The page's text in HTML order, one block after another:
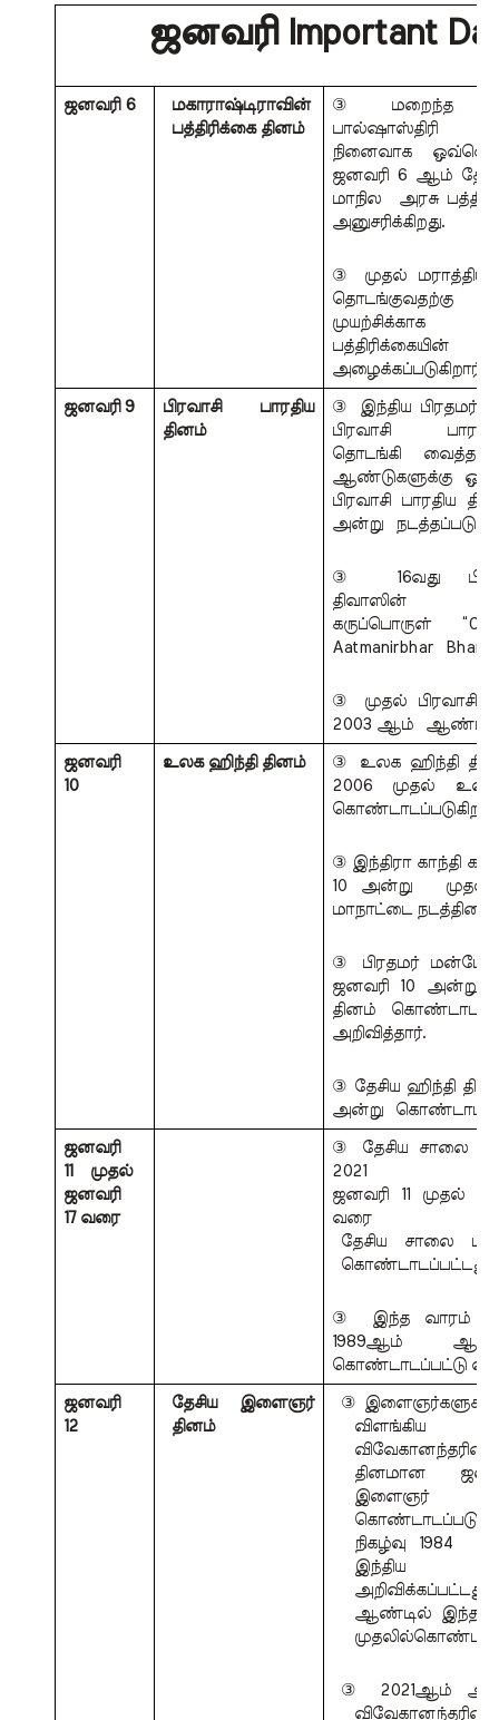
ஜனவரி Important
ஜனவரி 6
மகாராஷ்டிராவின்
பத்திரிக்கை தினம்
③ மறைந்த
பால்ஷாஸ்திரி
நினைவாக
ஜனவரி 6 ஆம் தேதி
மாநில  அரசு
அனுசரிக்கிறது.
③ முதல் மராத்திய
முயற்சிக்காக
அழைக்கப்படுகிறார்.
ஜனவரி 9
பிரவாசி பாரதிய
தினம்
③ இந்திய பிரதமர்
பிரவாசி
தொடங்கி
ஆண்டுகளுக்கு
பிரவாசி பாரதிய
அன்று
③ 16வது
திவாஸின்
கருப்பொருள்
Aatmanirbhar
③ முதல் பிரவாசி
2003 ஆம்  ஆண்டில்
ஜனவரி
10
உலக ஹிந்தி தினம்
③ உலக ஹிந்தி
2006 முதல்
③ இந்திரா காந்தி
10 அன்று  முதல்
மாநாட்டை
③ பிரதமர்
ஜனவரி 10 அன்று
தினம்
அறிவித்தார்.
③ தேசிய ஹிந்தி
அன்று
ஜனவரி
11  முதல்
ஜனவரி
17 வரை
③ தேசிய சாலை
2021
ஜனவரி 11 முதல்
வரை
தேசிய சாலை
கொண்டாடப்பட்டது.
③ இந்த வாரம்
1989ஆம்
கொண்டாடப்பட்டு
ஜனவரி
12
தேசிய இளைஞர்
தினம்
③ இளைஞர்களுக்கு
விளங்கிய
தினமான
இளைஞர்
நிகழ்வு 1984
இந்திய
ஆண்டில் இந்த
③ 2021ஆம்
விவேகானந்தரின்